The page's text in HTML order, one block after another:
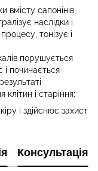
вмісту сапонінів,
наслідки і
тонізує і
порушується
починається
і старіння;
і здійснює захист
Консультація